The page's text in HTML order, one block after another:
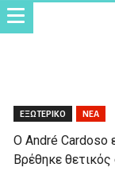
ΕΞΩΤΕΡΙΚΟ ΝΕΑ
Ο André Cardoso
Βρέθηκε θετικός